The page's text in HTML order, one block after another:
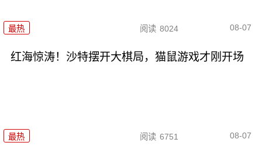
最热 阅读 8024 08-07
红海惊涛！沙特摆开大棋局，猫鼠游戏才刚开场
最热 阅读 6751 08-07